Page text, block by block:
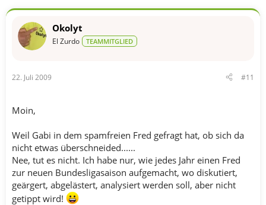
Okolyt
El Zurdo TEAMMITGLIED
22. Juli 2009 #11
Moin,
Weil Gabi in dem spamfreien Fred gefragt hat, ob sich da
nicht etwas überschneided......
Nee, tut es nicht. Ich habe nur, wie jedes Jahr einen Fred
zur neuen Bundesligasaison aufgemacht, wo diskutiert,
geärgert, abgelästert, analysiert werden soll, aber nicht
getippt wird!